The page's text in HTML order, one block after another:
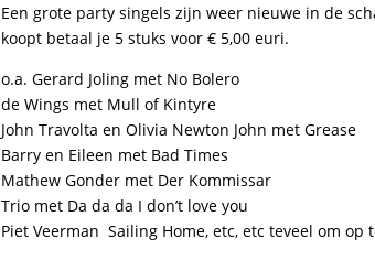
Een grote party singels zijn weer nieuwe in de
koopt betaal je 5 stuks voor € 5,00 euri.
o.a. Gerard Joling met No Bolero
de Wings met Mull of Kintyre
John Travolta en Olivia Newton John met Grease
Barry en Eileen met Bad Times
Mathew Gonder met Der Kommissar
Trio met Da da da I don’t love you
Piet Veerman Sailing Home, etc, etc teveel om op